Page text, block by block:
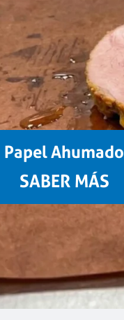
Papel Ahumado
SABER MÁS